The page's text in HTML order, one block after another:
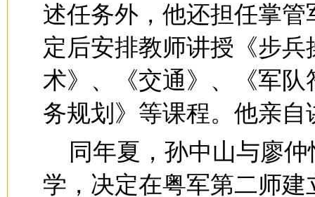
述任务外，他还担任掌
定后安排教师讲授《步
术》、《交通》、《军
务规划》等课程。他亲
同年夏，孙中山与廖
学，决定在粤军第二师